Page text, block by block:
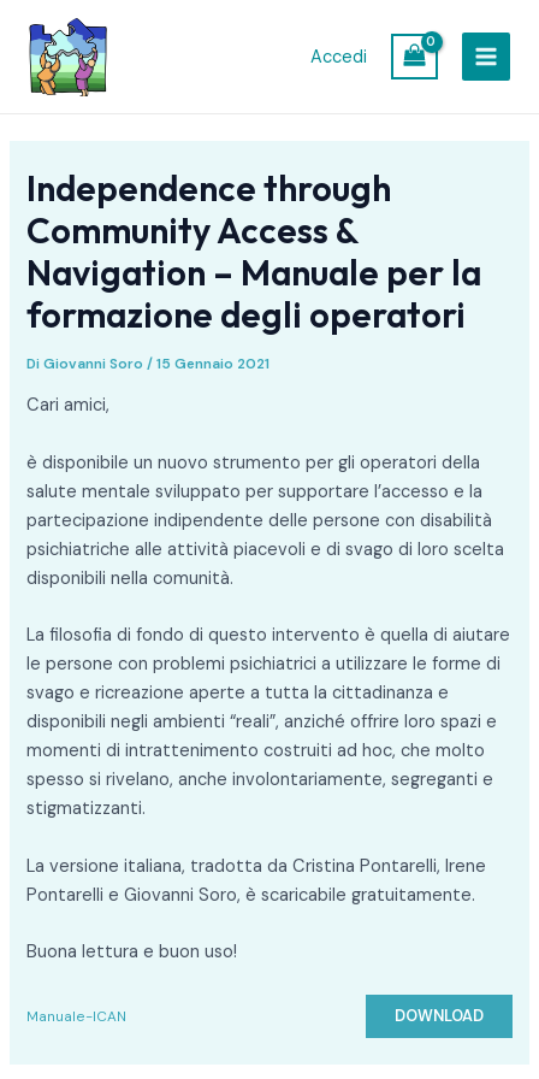
contenuto
Accedi
Independence through
Community Access &
Navigation – Manuale per la
formazione degli operatori
DiGiovanni Soro/15 Gennaio 2021
Cari amici,
è disponibile un nuovo strumento per gli operatori della
salute mentale sviluppato per supportare l’accesso e la
partecipazione indipendente delle persone con disabilità
psichiatriche alle attività piacevoli e di svago di loro scelta
disponibili nella comunità.
La filosofia di fondo di questo intervento è quella di aiutare
le persone con problemi psichiatrici a utilizzare le forme di
svago e ricreazione aperte a tutta la cittadinanza e
disponibili negli ambienti “reali”, anziché offrire loro spazi e
momenti di intrattenimento costruiti ad hoc, che molto
spesso si rivelano, anche involontariamente, segreganti e
stigmatizzanti.
La versione italiana, tradotta da Cristina Pontarelli, Irene
Pontarelli e Giovanni Soro, è scaricabile gratuitamente.
Buona lettura e buon uso!
Manuale-ICAN DOWNLOAD
Navigazione
articoli